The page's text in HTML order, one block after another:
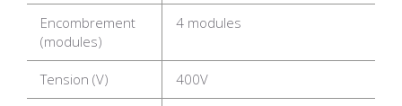
Encombrement
(modules)
4 modules
Tension (V) 400V